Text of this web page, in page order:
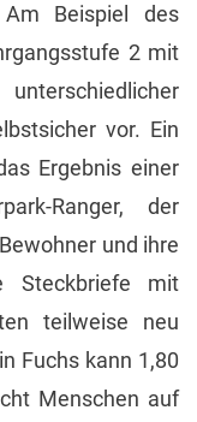
Am Beispiel des
2 mit
vor. Ein
Ergebnis einer
Ranger, der
und ihre
Steckbriefe mit
teilweise neu
Fuchs kann 1,80
Menschen auf